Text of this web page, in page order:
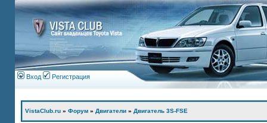
Вход Регистрация
VistaClub.ru » Форум » Двигатели » Двигатель 3S-FSE